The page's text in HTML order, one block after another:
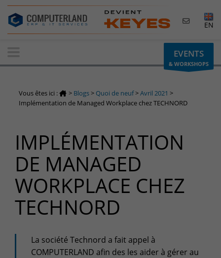
Contactez-nous
Demande d'informations
N'hésitez pas à nous contacter
+32(0)800 12 512
info-cpld@keyes.eu
Luxembourg
+352 26 59 06 86
info-cpld@keyes.eu
Espace Clients
Espace client
Centre de services
EN
EVENTS
& WORKSHOPS
Vous êtes ici : > Blogs> Quoi de neuf>Avril 2021 >
Implémentation de Managed Workplace chez TECHNORD
IMPLÉMENTATION
DE MANAGED
WORKPLACE CHEZ
TECHNORD
La société Technord a fait appel à
COMPUTERLAND afin des les aider à gérer au